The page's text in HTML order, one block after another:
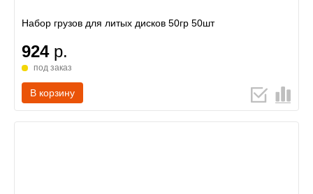
Набор грузов для литых дисков 50гр 50шт
924р.
под заказ
В корзину